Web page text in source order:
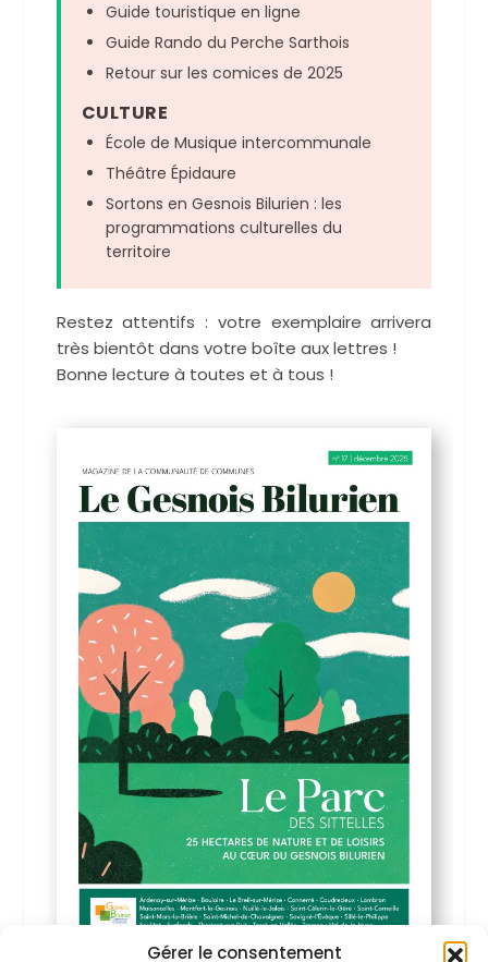
Gérer le consentement
Guide touristique en ligne
Guide Rando du Perche Sarthois
Retour sur les comices de 2025
CULTURE
École de Musique intercommunale
Théâtre Épidaure
Sortons en Gesnois Bilurien : les
programmations culturelles du
territoire
Restez attentifs : votre exemplaire arrivera
très bientôt dans votre boîte aux lettres !
Bonne lecture à toutes et à tous !